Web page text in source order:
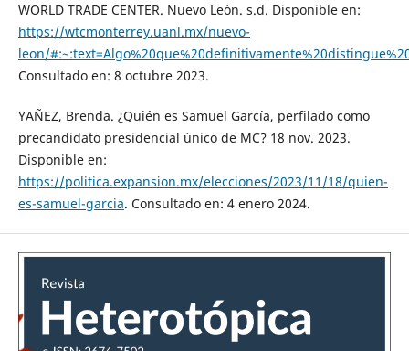
WORLD TRADE CENTER. Nuevo León. s.d. Disponible en:
https://wtcmonterrey.uanl.mx/nuevo-
leon/
Consultado en: 8 octubre 2023.
YAÑEZ, Brenda. ¿Quién es Samuel García, perfilado como
precandidato presidencial único de MC? 18 nov. 2023.
Disponible en:
https://politica.expansion.mx/elecciones/2023/11/18/quien-
es-samuel-garcia. Consultado en: 4 enero 2024.